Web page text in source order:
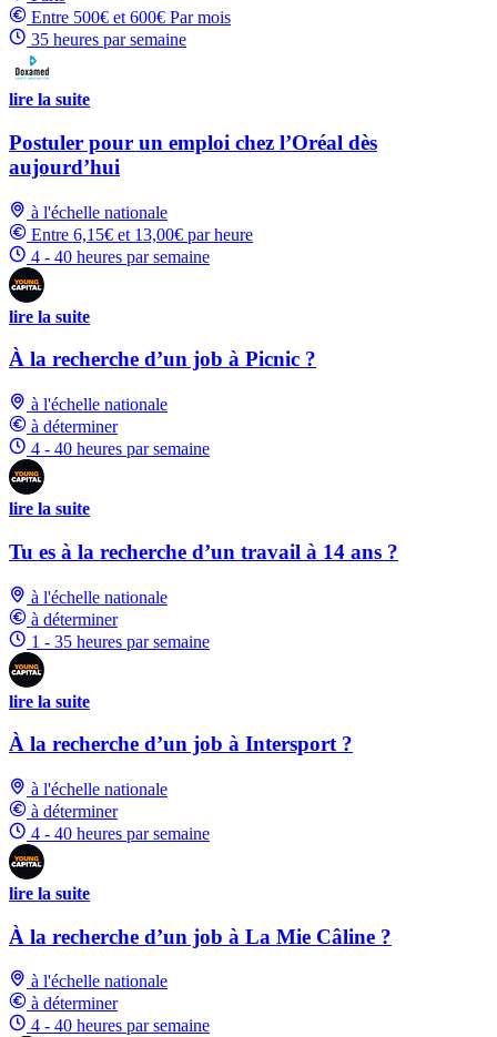
Entre 500€ et 600€ Par mois
35 heures par semaine
lire la suite
Postuler pour un emploi chez l’Oréal dès
aujourd’hui
à l'échelle nationale
Entre 6,15€ et 13,00€ par heure
4 - 40 heures par semaine
lire la suite
À la recherche d’un job à Picnic ?
à l'échelle nationale
à déterminer
4 - 40 heures par semaine
lire la suite
Tu es à la recherche d’un travail à 14 ans ?
à l'échelle nationale
à déterminer
1 - 35 heures par semaine
lire la suite
À la recherche d’un job à Intersport ?
à l'échelle nationale
à déterminer
4 - 40 heures par semaine
lire la suite
À la recherche d’un job à La Mie Câline ?
à l'échelle nationale
à déterminer
4 - 40 heures par semaine